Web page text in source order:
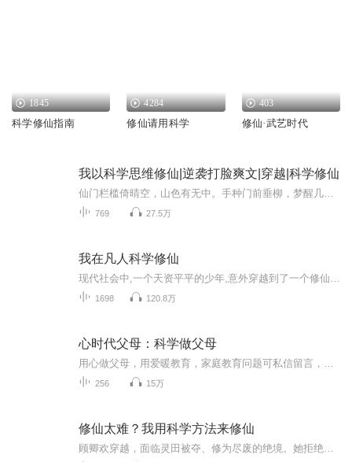
1845
科学修仙指南
4284
修仙请用科学
403
修仙·武艺时代
我以科学思维修仙|逆袭打脸爽文|穿越|科学修仙
769 27.5万
我在凡人科学修仙
1698 120.8万
心时代父母：科学做父母
256 15万
修仙太难？我用科学方法来修仙